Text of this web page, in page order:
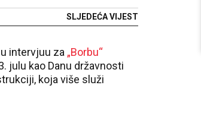
SLJEDEĆA VIJEST
intervjuu za „Borbu“
julu kao Danu državnosti
koja više služi